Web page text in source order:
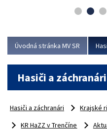
Úvodná stránka MV SR
Hasiči a záchranári
Hasiči a záchranári
Krajské
KR HaZZ v Trenčíne